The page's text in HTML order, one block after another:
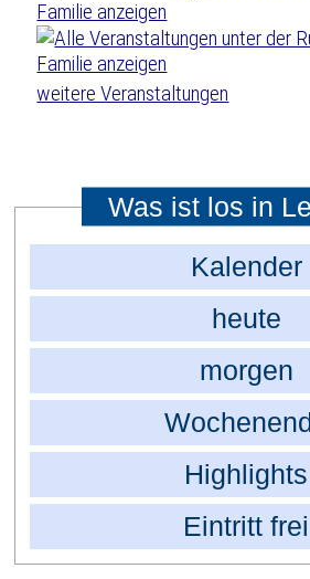
weitere Veranstaltungen
Was ist los in
Kalender
heute
morgen
Highlights
Eintritt frei